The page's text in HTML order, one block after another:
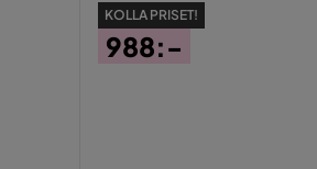
KOLLA PRISET!
988:-